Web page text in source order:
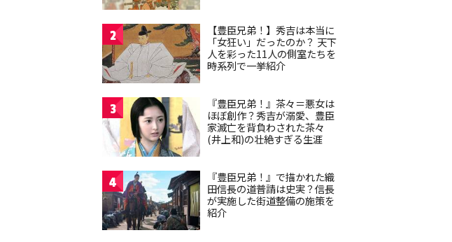
2
【豊臣兄弟！】秀吉は本当に
「女狂い」だったのか？ 天下
人を彩った11人の側室たちを
時系列で一挙紹介
3
『豊臣兄弟！』茶々＝悪女は
ほぼ創作？秀吉が溺愛、豊臣
家滅亡を背負わされた茶々
(井上和)の壮絶すぎる生涯
4
『豊臣兄弟！』で描かれた織
田信長の道普請は史実？信長
が実施した街道整備の施策を
紹介